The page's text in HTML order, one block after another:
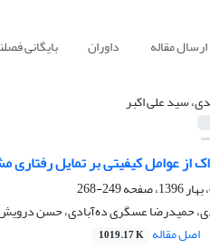
ارسال مقاله داوران بایگانی
سید علی اکبر
از عوامل کیفیتی بر تمایل
249-268
حمیدرضا عسگری ده‌آبادی، حسن
اصل مقاله 1019.17 K